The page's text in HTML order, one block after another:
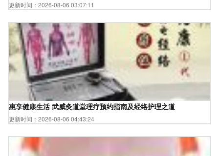
更新时间：2026-08-06 03:07:11
惠享健康生活 武威灸道堂理疗预约指南及经络护理之道
更新时间：2026-08-06 04:43:24